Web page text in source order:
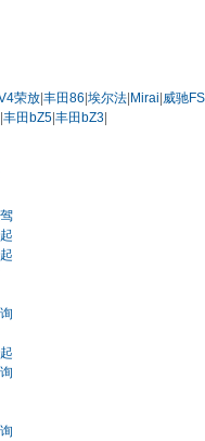
荣放 丰田86 埃尔法 Mirai 威驰FS
丰田bZ5 丰田bZ3